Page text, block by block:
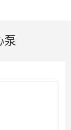
泵